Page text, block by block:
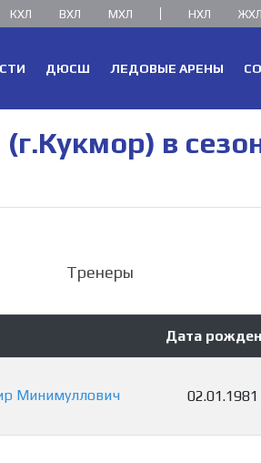
КХЛ ВХЛ МХЛ НХЛ ЖХЛ
ДЮСШ ЛЕДОВЫЕ АРЕНЫ
в
Тренеры
Дата
Минимуллович 02.01.1981